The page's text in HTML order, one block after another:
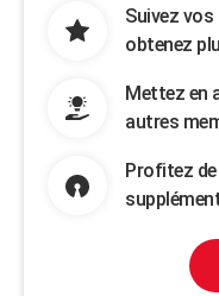
Suivez
obtenez
Mettez en
autres
Profitez